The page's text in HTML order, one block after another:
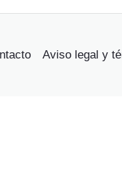
Aviso legal y